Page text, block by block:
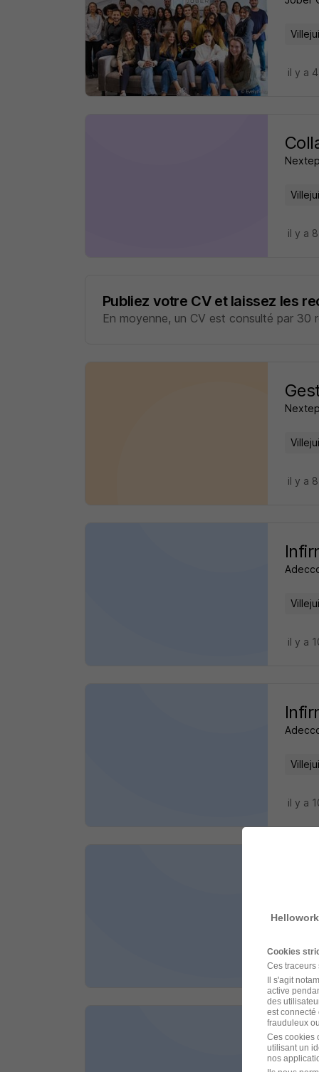
il y a
il y a
Publiez votre CV et laissez les
En moyenne, un CV est consulté par 30
il y a
il y a
il y a
il y a
Cookies
Ces traceurs
Il s'agit
active
des
est connecté
frauduleux
Ces cookies
utilisant un
nos